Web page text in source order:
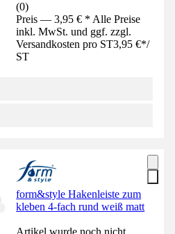
(0)
Preis — 3,95 € * Alle Preise
inkl. MwSt. und ggf. zzgl.
Versandkosten pro ST3,95 €*/
ST
form&style Hakenleiste zum
kleben 4-fach rund weiß matt
Artikel wurde noch nicht